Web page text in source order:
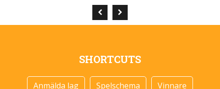
SHORTCUTS
Anmälda lag Spelschema
Vinnare